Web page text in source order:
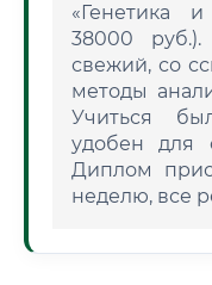
«Генетика
38000
свежий, со
методы
Учиться
удобен для
Диплом
неделю, все